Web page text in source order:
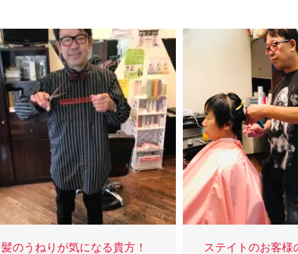
髪のうねりが気になる貴方！
ステイトのお客様